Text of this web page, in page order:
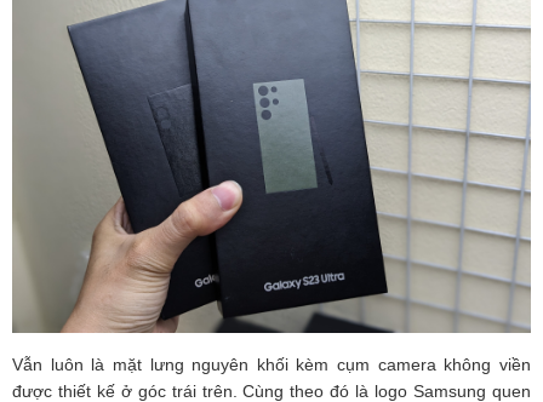
Vẫn luôn là mặt lưng nguyên khối kèm cụm camera không viền
được thiết kế ở góc trái trên. Cùng theo đó là logo Samsung quen